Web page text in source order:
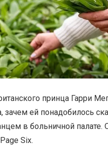
принца Гарри
зачем ей понадобилось
в больничной палате.
Six.